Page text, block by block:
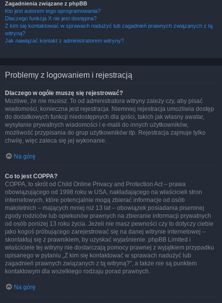
Zagadnienia związane z phpBB
Kto jest autorem tego oprogramowania?
Dlaczego funkcja X nie jest dostępna?
Z kim się kontaktować w sprawach nadużyć lub zagadnień prawnych związanych z tą
witryną?
Jak nawiązać kontakt z administratorem witryny?
Problemy z logowaniem i rejestracją
Dlaczego w ogóle muszę się rejestrować?
Możliwe, że nie musisz. To od administratora witryny zależy czy, aby pisać
wiadomości, konieczna jest rejestracja. Niemniej rejestracja umożliwia dostęp
do dodatkowych funkcji niedostępnych dla gości, takich jak własny awatar,
wysyłanie prywatnych wiadomości i e-maili do innych użytkowników,
możliwość przypisania do grup użytkowników itp. Rejestracja zajmuje tylko
chwilę, więc zaleca się jej wykonanie.
Na górę
Co to jest COPPA?
COPPA, to skrót od Child Online Privacy and Protection Act – prawa
obowiązującego od 1998 roku w USA, nakładającego na właścicieli stron
internetowych, które potencjalnie mogą zbierać informacje od osób
małoletnich – mających mniej niż 13 lat – obowiązek posiadania pisemnej
zgody rodziców lub opiekunów prawnych na zbieranie informacji prywatnych
od osób poniżej 13 roku życia. Jeżeli nie masz pewności czy to dotyczy ciebie
jako kogoś próbującego zarejestrować się na danej witrynie internetowej –
skontaktuj się z prawnikiem, by uzyskać wyjaśnienie. phpBB Limited i
właściciele tej witryny nie dostarczają pomocy prawnej z wyjątkiem przypadku
opisanego w pytaniu „Z kim się kontaktować w sprawach nadużyć lub
zagadnień prawnych związanych z tą witryną?”, a także nie są punktem
kontaktowym dla wszelkiego rodzaju porad prawnych.
Na górę